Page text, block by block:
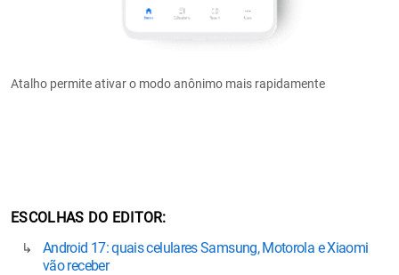
Atalho permite ativar o modo anônimo mais rapidamente
ESCOLHAS DO EDITOR
Android 17: quais celulares Samsung, Motorola e Xiaomi
vão receber